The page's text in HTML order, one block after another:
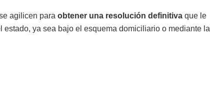
agilicen para obtener una resolución definitiva que le
ya sea bajo el esquema domiciliario o mediante la